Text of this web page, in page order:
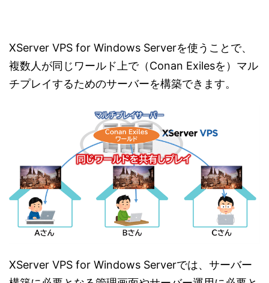
XServer VPS for Windows Serverを使うことで、
複数人が同じワールド上で（Conan Exilesを）マル
チプレイするためのサーバーを構築できます。
XServer VPS for Windows Serverでは、サーバー